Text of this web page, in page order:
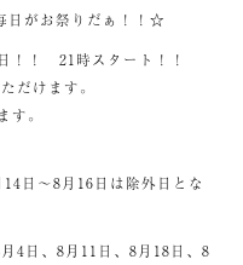
がお祭りだぁ！！☆
！！ 21時スタート！！
だけます。
。
日～8月16日は除外日とな
日、8月11日、8月18日、8